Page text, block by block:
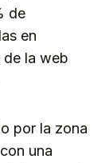
de
en
de la web
por la zona
una